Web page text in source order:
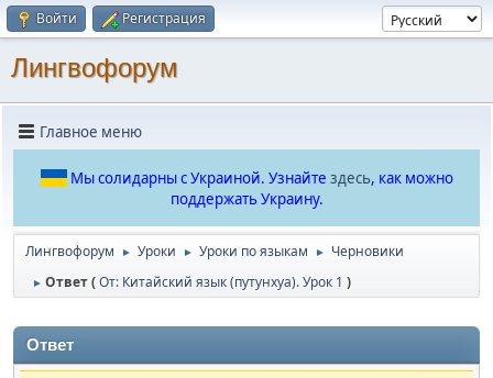
Войти Регистрация
Лингвофорум
Главное меню
Мы солидарны с Украиной. Узнайте здесь, как можно
поддержать Украину.
Лингвофорум ► Уроки ► Уроки по языкам ► Черновики
► Ответ (От: Китайский язык (путунхуа). Урок 1 )
Ответ